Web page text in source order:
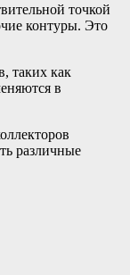
точкой
контуры. Это
таких как
в
различные